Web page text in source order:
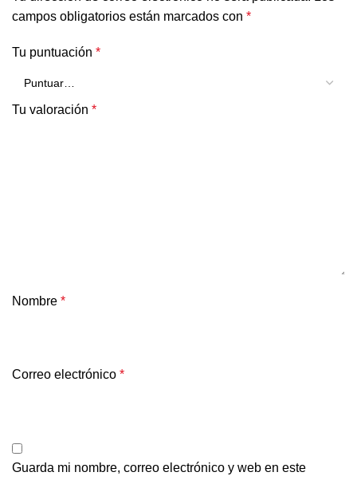
campos obligatorios están marcados con *
Tu puntuación *
Tu valoración *
Nombre *
Correo electrónico *
Guarda mi nombre, correo electrónico y web en este